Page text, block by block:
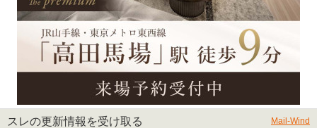
スレの更新情報を受け取る Mail-Wind